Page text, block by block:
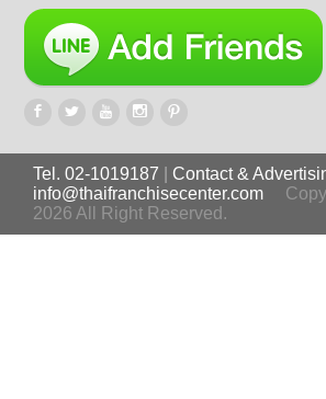
Tel. 02-1019187
Contact &
info@thaifranchisecenter.com
2026 All Right Reserved.